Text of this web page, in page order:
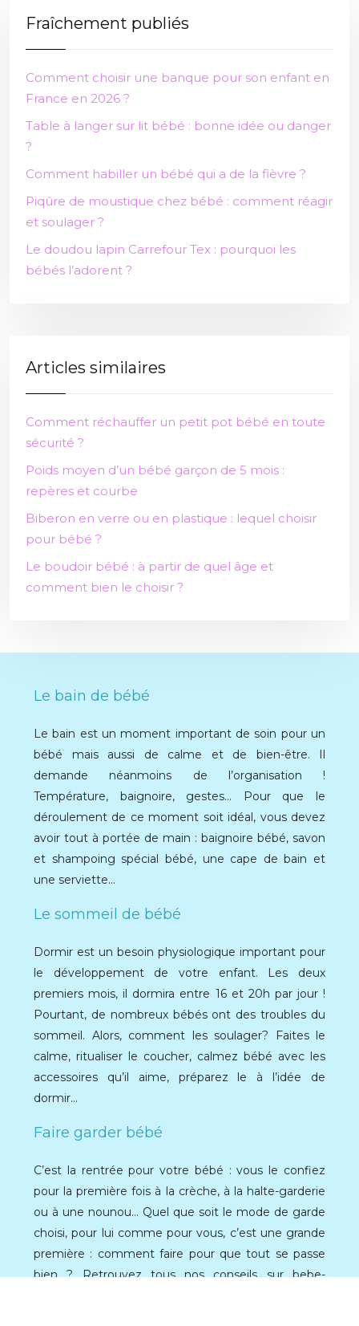
Fraîchement publiés
Comment choisir une banque pour son enfant en
France en 2026 ?
Table à langer sur lit bébé : bonne idée ou danger
?
Comment habiller un bébé qui a de la fièvre ?
Piqûre de moustique chez bébé : comment réagir
et soulager ?
Le doudou lapin Carrefour Tex : pourquoi les
bébés l’adorent ?
Articles similaires
Comment réchauffer un petit pot bébé en toute
sécurité ?
Poids moyen d’un bébé garçon de 5 mois :
repères et courbe
Biberon en verre ou en plastique : lequel choisir
pour bébé ?
Le boudoir bébé : à partir de quel âge et
comment bien le choisir ?
Le bain de bébé
Le bain est un moment important de soin pour un
bébé mais aussi de calme et de bien-être. Il
demande néanmoins de l’organisation !
Température, baignoire, gestes… Pour que le
déroulement de ce moment soit idéal, vous devez
avoir tout à portée de main : baignoire bébé, savon
et shampoing spécial bébé, une cape de bain et
une serviette…
Le sommeil de bébé
Dormir est un besoin physiologique important pour
le développement de votre enfant. Les deux
premiers mois, il dormira entre 16 et 20h par jour !
Pourtant, de nombreux bébés ont des troubles du
sommeil. Alors, comment les soulager? Faites le
calme, ritualiser le coucher, calmez bébé avec les
accessoires qu’il aime, préparez le à l’idée de
dormir…
Faire garder bébé
C’est la rentrée pour votre bébé : vous le confiez
pour la première fois à la crèche, à la halte-garderie
ou à une nounou… Quel que soit le mode de garde
choisi, pour lui comme pour vous, c’est une grande
première : comment faire pour que tout se passe
bien ? Retrouvez tous nos conseils sur bebe-